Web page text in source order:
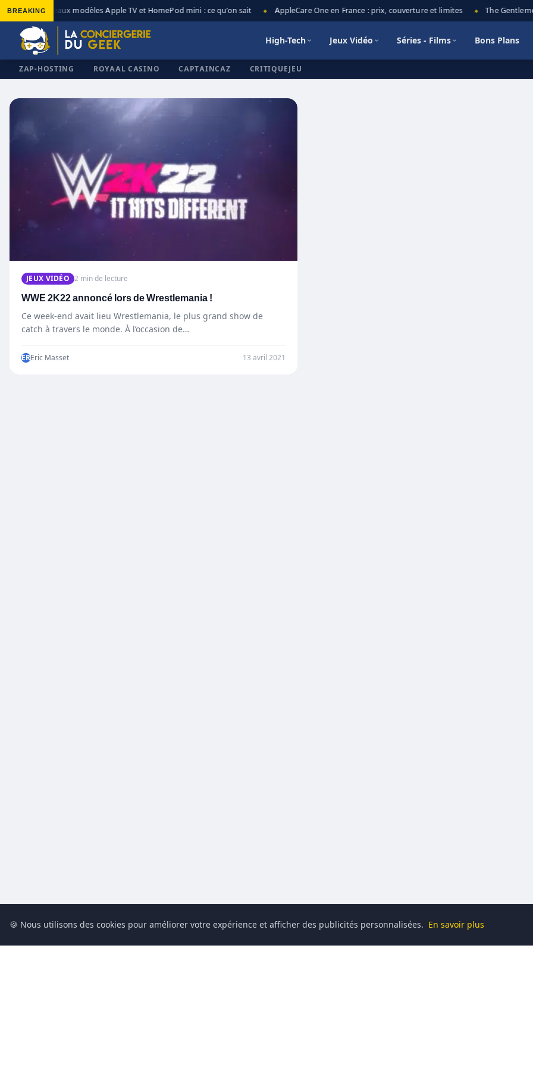
BREAKING
◆ Nouveaux modèles Apple TV et HomePod mini : ce qu’on sait ◆ AppleCare One en France : prix, couverture et limites ◆ The
High-Tech Jeux Vidéo Séries - Films Bons Plans
ZAP-HOSTING ROYAAL CASINO CAPTAINCAZ CRITIQUEJEU
JEUX VIDÉO 2 min de lecture
WWE 2K22 annoncé lors de Wrestlemania !
Ce week-end avait lieu Wrestlemania, le plus grand show de
catch à travers le monde. À l’occasion de…
EREric Masset 13 avril 2021
🍪 Nous utilisons des cookies pour améliorer votre expérience et afficher des publicités personnalisées. En savoir plus